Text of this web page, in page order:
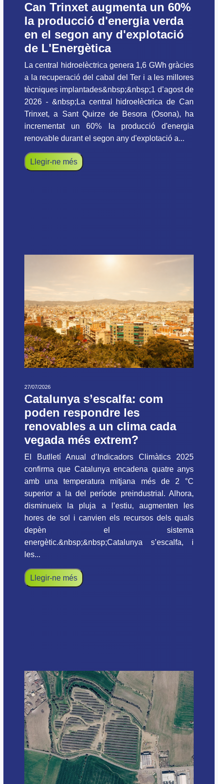
Can Trinxet augmenta un 60%
la producció d'energia verda
en el segon any d'explotació
de L'Energètica
La central hidroelèctrica genera 1,6 GWh gràcies
a la recuperació del cabal del Ter i a les millores
tècniques implantades&nbsp;&nbsp;1 d’agost de
2026 - &nbsp;La central hidroelèctrica de Can
Trinxet, a Sant Quirze de Besora (Osona), ha
incrementat un 60% la producció d'energia
renovable durant el segon any d'explotació a...
Llegir-ne més
27/07/2026
Catalunya s’escalfa: com
poden respondre les
renovables a un clima cada
vegada més extrem?
El Butlletí Anual d’Indicadors Climàtics 2025
confirma que Catalunya encadena quatre anys
amb una temperatura mitjana més de 2 °C
superior a la del període preindustrial. Alhora,
disminueix la pluja a l’estiu, augmenten les
hores de sol i canvien els recursos dels quals
depèn el sistema
energètic.&nbsp;&nbsp;Catalunya s’escalfa, i
les...
Llegir-ne més